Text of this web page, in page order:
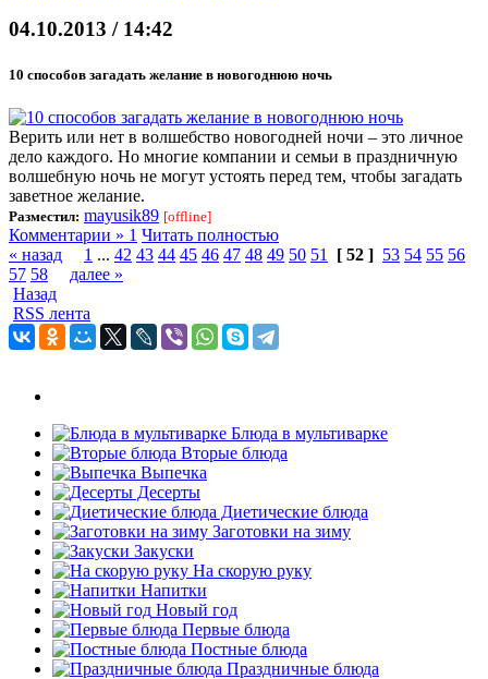
04.10.2013 / 14:42
10 способов загадать желание в новогоднюю ночь
Верить или нет в волшебство новогодней ночи – это личное
дело каждого. Но многие компании и семьи в праздничную
волшебную ночь не могут устоять перед тем, чтобы загадать
заветное желание.
Разместил: mayusik89 [offline]
Комментарии » 1 Читать полностью
« назад
1 ... 42 43 44 45 46 47 48 49 50 51 [ 52 ] 53 54 55 56
57 58
далее »
Назад
RSS лента
Блюда в мультиварке
Вторые блюда
Выпечка
Десерты
Диетические блюда
Заготовки на зиму
Закуски
На скорую руку
Напитки
Новый год
Первые блюда
Постные блюда
Праздничные блюда